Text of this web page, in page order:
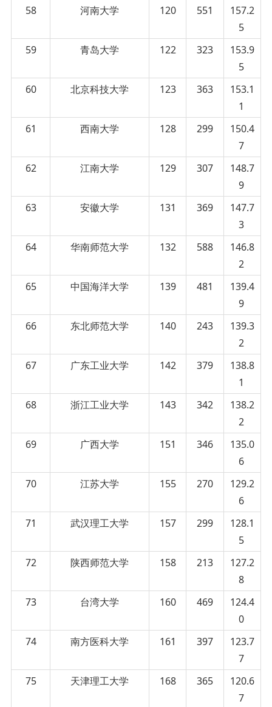
58
河南大学 120 551
157.2
5
59
青岛大学 122 323
153.9
5
60
北京科技大学 123 363
153.1
1
61
西南大学 128 299
150.4
7
62
江南大学 129 307
148.7
9
63
安徽大学 131 369
147.7
3
64
华南师范大学 132 588
146.8
2
65
中国海洋大学 139 481
139.4
9
66
东北师范大学 140 243
139.3
2
67
广东工业大学 142 379
138.8
1
68
浙江工业大学 143 342
138.2
2
69
广西大学 151 346
135.0
6
70
江苏大学 155 270
129.2
6
71
武汉理工大学 157 299
128.1
5
72
陕西师范大学 158 213
127.2
8
73
台湾大学 160 469
124.4
0
74
南方医科大学 161 397
123.7
7
75
天津理工大学 168 365
120.6
7